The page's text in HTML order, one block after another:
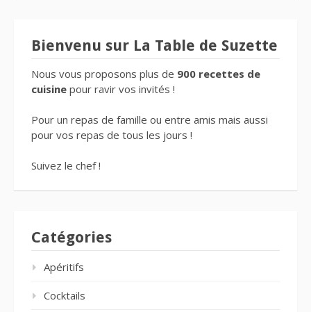
Bienvenu sur La Table de Suzette
Nous vous proposons plus de 900 recettes de
cuisine pour ravir vos invités !
Pour un repas de famille ou entre amis mais aussi
pour vos repas de tous les jours !
Suivez le chef !
Catégories
Apéritifs
Cocktails